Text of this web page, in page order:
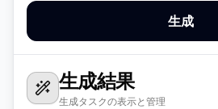
生成
生成結果
生成タスクの表示と管理